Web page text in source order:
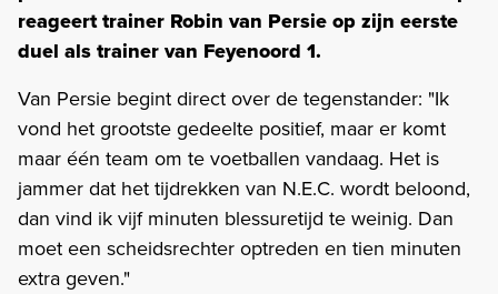
reageert trainer Robin van Persie op zijn eerste
duel als trainer van Feyenoord 1.
Van Persie begint direct over de tegenstander: "Ik
vond het grootste gedeelte positief, maar er komt
maar één team om te voetballen vandaag. Het is
jammer dat het tijdrekken van N.E.C. wordt beloond,
dan vind ik vijf minuten blessuretijd te weinig. Dan
moet een scheidsrechter optreden en tien minuten
extra geven."